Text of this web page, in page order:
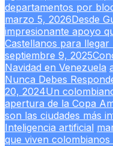
departamentos por
marzo 5, 2026Desde
impresionante apoyo
Castellanos para
septiembre 9, 2025
Navidad en Venezuela
Nunca Debes
20, 2024Un
apertura de la Copa
son las ciudades más
Inteligencia artificial
que viven colombianos